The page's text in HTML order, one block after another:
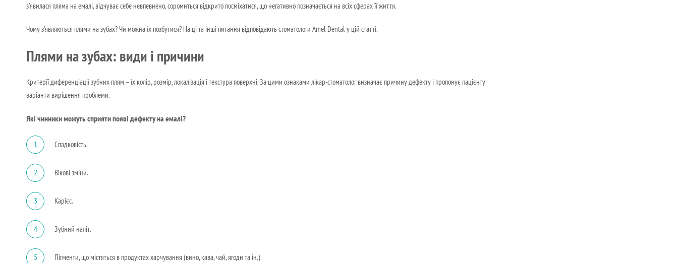
з’явилася пляма на емалі, відчуває себе невпевнено, соромиться відкрито посміхатися, що негативно позначається на всіх сферах її життя.
Чому з’являються плями на зубах? Чи можна їх позбутися? На ці та інші питання відповідають стоматологи Amel Dental у цій статті.
Плями на зубах: види і причини
Критерії диференціації зубних плям – їх колір, розмір, локалізація і текстура поверхні. За цими ознаками лікар-стоматолог визначає причину дефекту і пропонує пацієнту
варіанти вирішення проблеми.
Які чинники можуть сприяти появі дефекту на емалі?
1 Спадковість.
2 Вікові зміни.
3 Карієс.
4 Зубний наліт.
5 Пігменти, що містяться в продуктах харчування (вино, кава, чай, ягоди та ін.)